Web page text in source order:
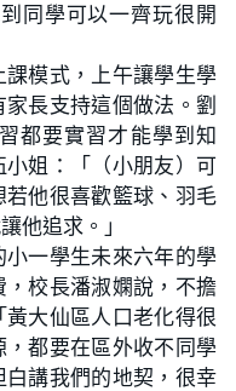
同學可以一齊玩很開
模式，上午讓學生學
長支持這個做法。劉
都要實習才能學到知
姐：「（小朋友）可
他很喜歡籃球、羽毛
他追求。」
一學生未來六年的學
校長潘淑嫻說，不擔
大仙區人口老化得很
都要在區外收不同學
講我們的地契，很幸